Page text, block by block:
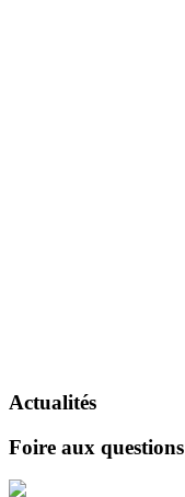
Actualités
Foire aux questions